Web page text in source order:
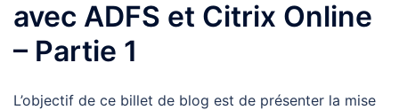
avec ADFS et Citrix Online
– Partie 1
L’objectif de ce billet de blog est de présenter la mise